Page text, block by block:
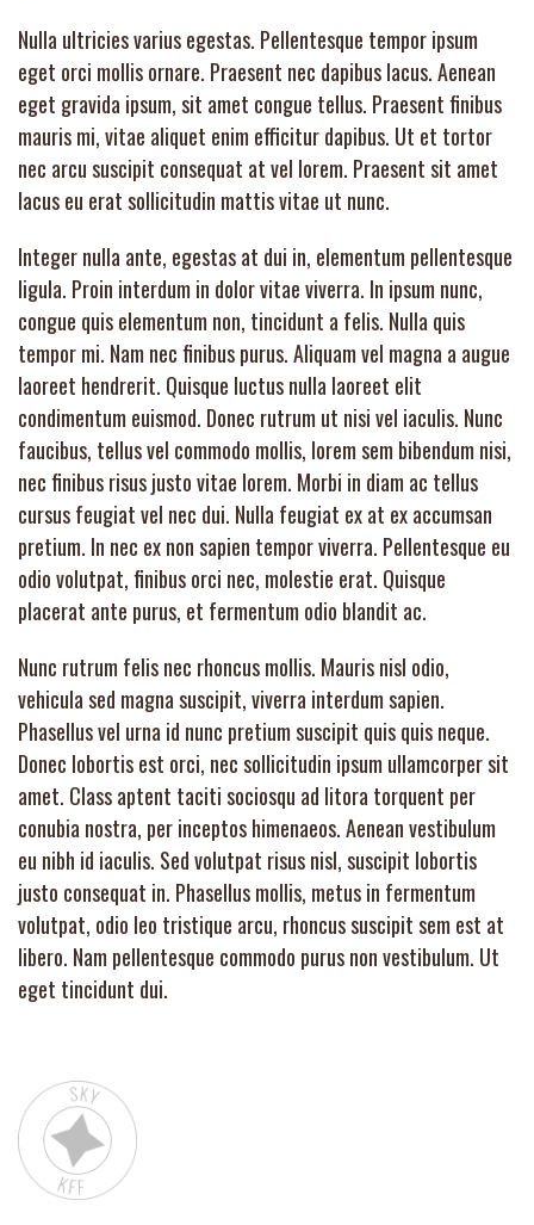
Nulla ultricies varius egestas. Pellentesque tempor ipsum
eget orci mollis ornare. Praesent nec dapibus lacus. Aenean
eget gravida ipsum, sit amet congue tellus. Praesent finibus
mauris mi, vitae aliquet enim efficitur dapibus. Ut et tortor
nec arcu suscipit consequat at vel lorem. Praesent sit amet
lacus eu erat sollicitudin mattis vitae ut nunc.
Integer nulla ante, egestas at dui in, elementum pellentesque
ligula. Proin interdum in dolor vitae viverra. In ipsum nunc,
congue quis elementum non, tincidunt a felis. Nulla quis
tempor mi. Nam nec finibus purus. Aliquam vel magna a augue
laoreet hendrerit. Quisque luctus nulla laoreet elit
condimentum euismod. Donec rutrum ut nisi vel iaculis. Nunc
faucibus, tellus vel commodo mollis, lorem sem bibendum nisi,
nec finibus risus justo vitae lorem. Morbi in diam ac tellus
cursus feugiat vel nec dui. Nulla feugiat ex at ex accumsan
pretium. In nec ex non sapien tempor viverra. Pellentesque eu
odio volutpat, finibus orci nec, molestie erat. Quisque
placerat ante purus, et fermentum odio blandit ac.
Nunc rutrum felis nec rhoncus mollis. Mauris nisl odio,
vehicula sed magna suscipit, viverra interdum sapien.
Phasellus vel urna id nunc pretium suscipit quis quis neque.
Donec lobortis est orci, nec sollicitudin ipsum ullamcorper sit
amet. Class aptent taciti sociosqu ad litora torquent per
conubia nostra, per inceptos himenaeos. Aenean vestibulum
eu nibh id iaculis. Sed volutpat risus nisl, suscipit lobortis
justo consequat in. Phasellus mollis, metus in fermentum
volutpat, odio leo tristique arcu, rhoncus suscipit sem est at
libero. Nam pellentesque commodo purus non vestibulum. Ut
eget tincidunt dui.